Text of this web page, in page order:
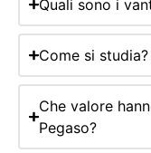
Quali sono i
Come si studia?
Che valore
Pegaso?